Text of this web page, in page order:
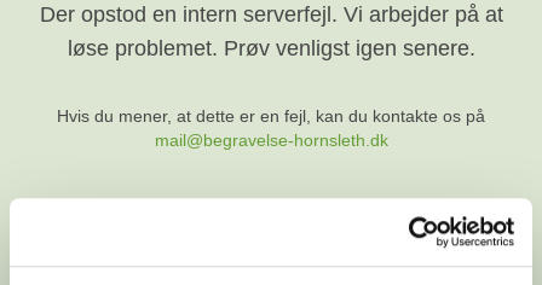
Der opstod en intern serverfejl. Vi arbejder på at
løse problemet. Prøv venligst igen senere.
Hvis du mener, at dette er en fejl, kan du kontakte os på
mail@begravelse-hornsleth.dk